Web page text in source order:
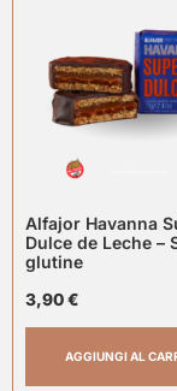
Alfajor Havanna
Dulce de Leche –
glutine
3,90€
AGGIUNGI AL